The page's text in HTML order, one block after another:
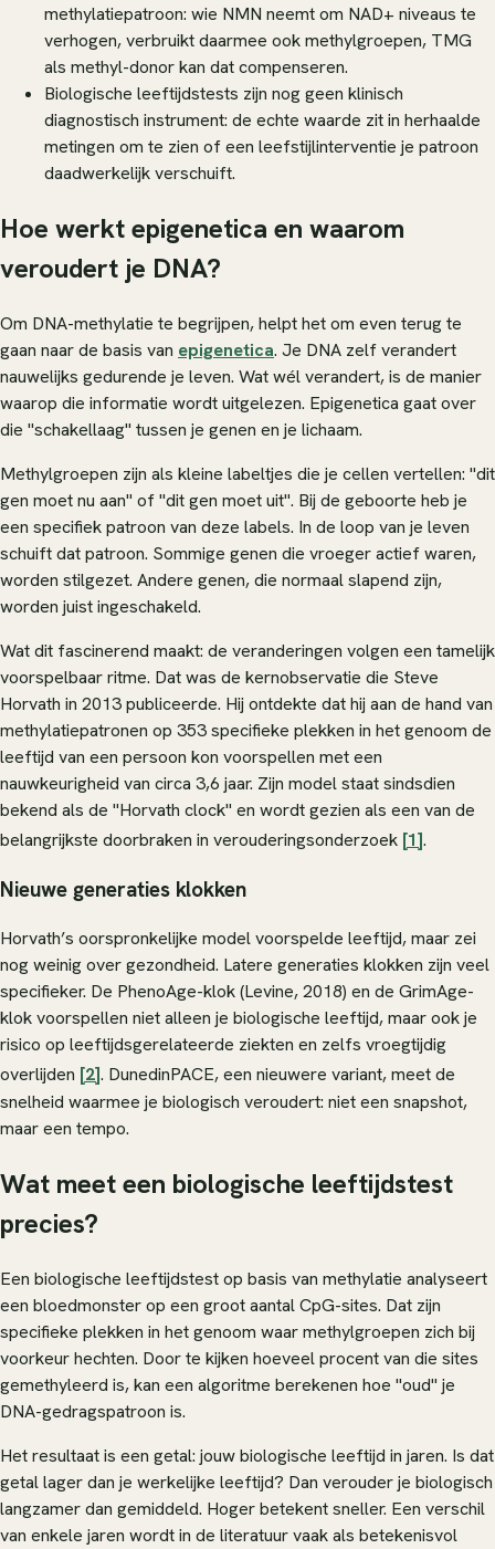
methylatiepatroon: wie NMN neemt om NAD+ niveaus te
verhogen, verbruikt daarmee ook methylgroepen, TMG
als methyl-donor kan dat compenseren.
Biologische leeftijdstests zijn nog geen klinisch
diagnostisch instrument: de echte waarde zit in herhaalde
metingen om te zien of een leefstijlinterventie je patroon
daadwerkelijk verschuift.
Hoe werkt epigenetica en waarom
veroudert je DNA?
Om DNA-methylatie te begrijpen, helpt het om even terug te
gaan naar de basis van epigenetica. Je DNA zelf verandert
nauwelijks gedurende je leven. Wat wél verandert, is de manier
waarop die informatie wordt uitgelezen. Epigenetica gaat over
die "schakellaag" tussen je genen en je lichaam.
Methylgroepen zijn als kleine labeltjes die je cellen vertellen: "dit
gen moet nu aan" of "dit gen moet uit". Bij de geboorte heb je
een specifiek patroon van deze labels. In de loop van je leven
schuift dat patroon. Sommige genen die vroeger actief waren,
worden stilgezet. Andere genen, die normaal slapend zijn,
worden juist ingeschakeld.
Wat dit fascinerend maakt: de veranderingen volgen een tamelijk
voorspelbaar ritme. Dat was de kernobservatie die Steve
Horvath in 2013 publiceerde. Hij ontdekte dat hij aan de hand van
methylatiepatronen op 353 specifieke plekken in het genoom de
leeftijd van een persoon kon voorspellen met een
nauwkeurigheid van circa 3,6 jaar. Zijn model staat sindsdien
bekend als de "Horvath clock" en wordt gezien als een van de
belangrijkste doorbraken in verouderingsonderzoek [1].
Nieuwe generaties klokken
Horvath’s oorspronkelijke model voorspelde leeftijd, maar zei
nog weinig over gezondheid. Latere generaties klokken zijn veel
specifieker. De PhenoAge-klok (Levine, 2018) en de GrimAge-
klok voorspellen niet alleen je biologische leeftijd, maar ook je
risico op leeftijdsgerelateerde ziekten en zelfs vroegtijdig
overlijden [2]. DunedinPACE, een nieuwere variant, meet de
snelheid waarmee je biologisch veroudert: niet een snapshot,
maar een tempo.
Wat meet een biologische leeftijdstest
precies?
Een biologische leeftijdstest op basis van methylatie analyseert
een bloedmonster op een groot aantal CpG-sites. Dat zijn
specifieke plekken in het genoom waar methylgroepen zich bij
voorkeur hechten. Door te kijken hoeveel procent van die sites
gemethyleerd is, kan een algoritme berekenen hoe "oud" je
DNA-gedragspatroon is.
Het resultaat is een getal: jouw biologische leeftijd in jaren. Is dat
getal lager dan je werkelijke leeftijd? Dan verouder je biologisch
langzamer dan gemiddeld. Hoger betekent sneller. Een verschil
van enkele jaren wordt in de literatuur vaak als betekenisvol